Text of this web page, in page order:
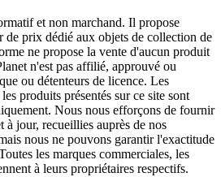
et non marchand. Il propose
de prix dédié aux objets de collection de
ne propose la vente d'aucun produit
n'est pas affilié, approuvé ou
ou détenteurs de licence. Les
produits présentés sur ce site sont
Nous nous efforçons de fournir
à jour, recueillies auprès de nos
nous ne pouvons garantir l'exactitude
les marques commerciales, les
à leurs propriétaires respectifs.